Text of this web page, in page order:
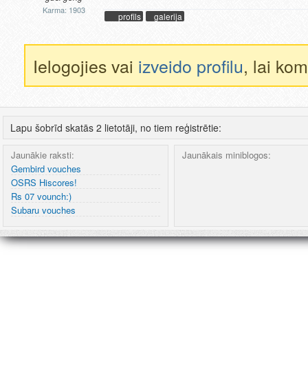
Karma: 1903
profils galerija
Ielogojies vai izveido profilu, lai
Lapu šobrīd skatās 2 lietotāji, no tiem reģistrētie:
Jaunākie raksti:
Gembird vouches
OSRS Hiscores!
Rs 07 vounch:)
Subaru vouches
Jaunākais miniblogos: